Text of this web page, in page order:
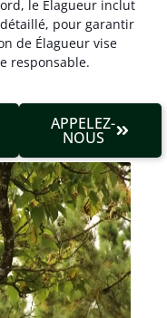
le Élagueur inclut
pour garantir
de Élagueur vise
responsable.
APPELEZ-
NOUS